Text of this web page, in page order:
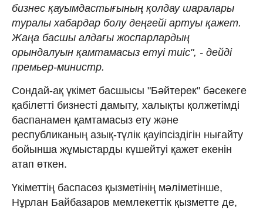
бизнес қауымдастығының қолдау шаралары
туралы хабардар болу деңгейі артуы қажет.
Жаңа басшы алдағы жоспарлардың
орындалуын қамтамасыз етуі тиіс", - дейді
премьер-министр.
Сондай-ақ үкімет басшысы "Бәйтерек" бәсекеге
қабілетті бизнесті дамыту, халықты қолжетімді
баспанамен қамтамасыз ету және
республиканың азық-түлік қауіпсіздігін нығайту
бойынша жұмыстарды күшейтуі қажет екенін
атап өткен.
Үкіметтің баспасөз қызметінің мәліметінше,
Нұрлан Байбазаров мемлекеттік қызметте де,